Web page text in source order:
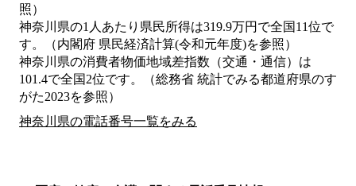
照）
神奈川県の1人あたり県民所得は319.9万円で全国11位で
す。（内閣府 県民経済計算(令和元年度)を参照）
神奈川県の消費者物価地域差指数（交通・通信）は
101.4で全国2位です。（総務省 統計でみる都道府県のす
がた2023を参照）
神奈川県の電話番号一覧をみる